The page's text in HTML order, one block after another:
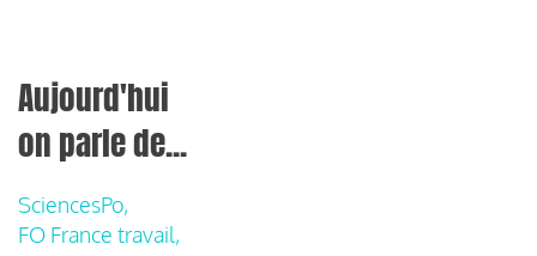
Aujourd'hui
on parle de...
SciencesPo,
FO France travail,